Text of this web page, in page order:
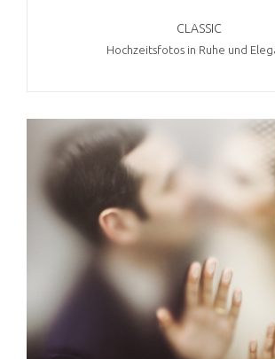
CLASSIC
Hochzeitsfotos in Ruhe und